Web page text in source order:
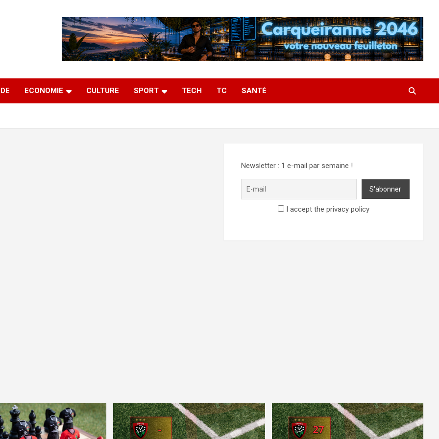
ECONOMIE CULTURE SPORT TECH TC SANTÉ
Newsletter : 1 e-mail par semaine !
I accept the privacy policy